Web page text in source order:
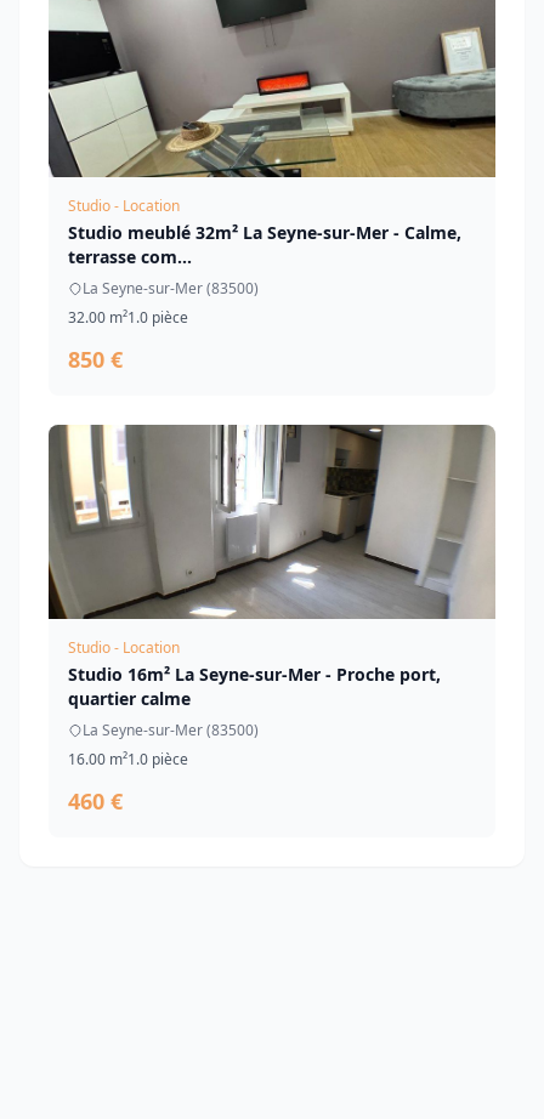
Studio - Location
Studio meublé 32m² La Seyne-sur-Mer - Calme,
terrasse com...
La Seyne-sur-Mer (83500)
32.00 m²1.0 pièce
850 €
Studio - Location
Studio 16m² La Seyne-sur-Mer - Proche port,
quartier calme
La Seyne-sur-Mer (83500)
16.00 m²1.0 pièce
460 €